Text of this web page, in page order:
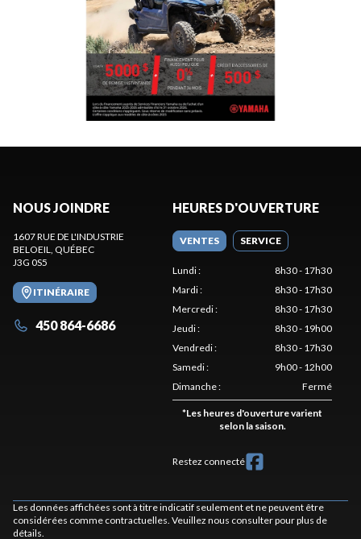
NOUS JOINDRE
1607 RUE DE L'INDUSTRIE
BELOEIL, QUÉBEC
J3G 0S5
ITINÉRAIRE
450 864-6686
HEURES D'OUVERTURE
VENTES SERVICE
Lundi:
8h30 - 17h30
Mardi:
8h30 - 17h30
Mercredi:
8h30 - 17h30
Jeudi:
8h30 - 19h00
Vendredi:
8h30 - 17h30
Samedi:
9h00 - 12h00
Dimanche: Fermé
*Les heures d'ouverture varient
selon la saison.
Restez connecté
Les données affichées sont à titre indicatif seulement et ne peuvent être
considérées comme contractuelles. Veuillez nous consulter pour plus de
détails.